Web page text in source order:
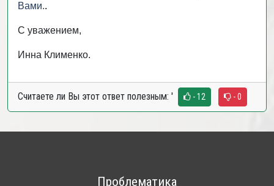
Вами..
С уважением,
Инна Клименко.
Считаете ли Вы этот ответ полезным: ' - 12 - 0
Проблематика